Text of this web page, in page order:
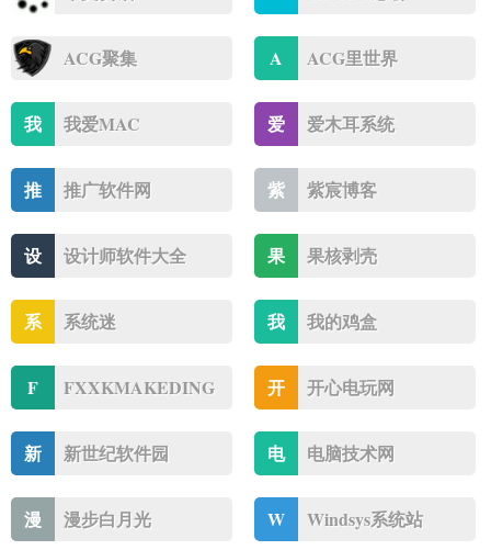
ACG聚集 A ACG里世界
我 我爱MAC 爱 爱木耳系统
推 推广软件网 紫 紫宸博客
设 设计师软件大全 果 果核剥壳
系 系统迷 我 我的鸡盒
F FXXKMAKEDING 开 开心电玩网
新 新世纪软件园 电 电脑技术网
漫 漫步白月光 W Windsys系统站